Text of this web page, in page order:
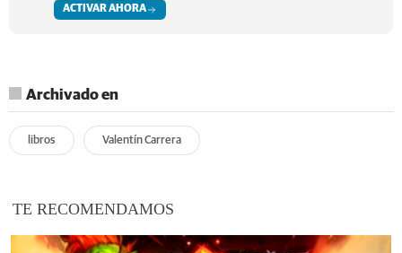
ACTIVAR AHORA
Archivado en
libros Valentín Carrera
TE RECOMENDAMOS